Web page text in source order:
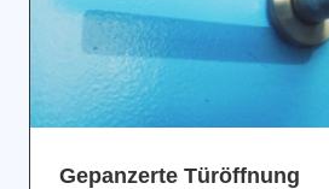
Gepanzerte Türöffnung